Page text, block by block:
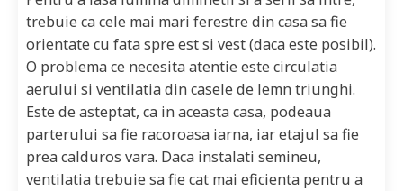
trebuie ca cele mai mari ferestre din casa sa fie
orientate cu fata spre est si vest (daca este posibil).
O problema ce necesita atentie este circulatia
aerului si ventilatia din casele de lemn triunghi.
Este de asteptat, ca in aceasta casa, podeaua
parterului sa fie racoroasa iarna, iar etajul sa fie
prea calduros vara. Daca instalati semineu,
ventilatia trebuie sa fie cat mai eficienta pentru a